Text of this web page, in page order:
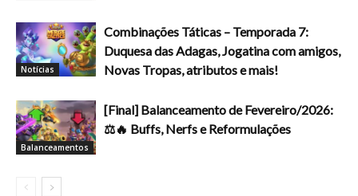
Notícias
Combinações Táticas – Temporada 7:
Duquesa das Adagas, Jogatina com amigos,
Novas Tropas, atributos e mais!
Balanceamentos
[Final] Balanceamento de Fevereiro/2026:
⚖️🔥 Buffs, Nerfs e Reformulações